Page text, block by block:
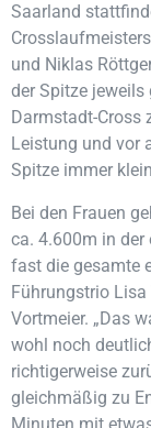
Saarland
und Niklas
der Spitze
Darmstadt-Cross
Leistung und vor
Spitze immer
Bei den Frauen
ca. 4.600m in
fast die gesamte
Führungstrio Lisa
Vortmeier. „Das
wohl noch
richtigerweise
gleichmäßig zu